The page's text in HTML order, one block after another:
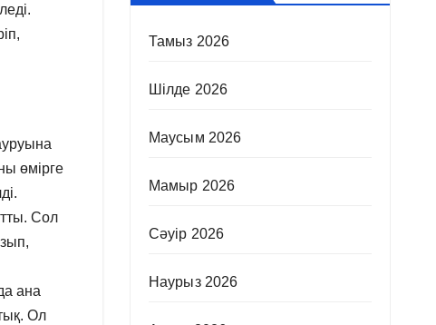
өмірге
Сол
ана
Ол
Тамыз 2026
Шілде 2026
Маусым 2026
Мамыр 2026
Сәуір 2026
Наурыз 2026